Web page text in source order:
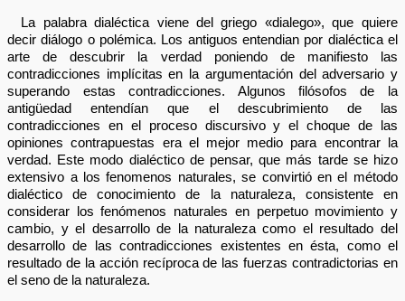
La palabra dialéctica viene del griego «dialego», que quiere
decir diálogo o polémica. Los antiguos entendian por dialéctica el
arte de descubrir la verdad poniendo de manifiesto las
contradicciones implícitas en la argumentación del adversario y
superando estas contradicciones. Algunos filósofos de la
antigüedad entendían que el descubrimiento de las
contradicciones en el proceso discursivo y el choque de las
opiniones contrapuestas era el mejor medio para encontrar la
verdad. Este modo dialéctico de pensar, que más tarde se hizo
extensivo a los fenomenos naturales, se convirtió en el método
dialéctico de conocimiento de la naturaleza, consistente en
considerar los fenómenos naturales en perpetuo movimiento y
cambio, y el desarrollo de la naturaleza como el resultado del
desarrollo de las contradicciones existentes en ésta, como el
resultado de la acción recíproca de las fuerzas contradictorias en
el seno de la naturaleza.